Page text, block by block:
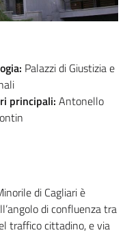
Palazzi di Giustizia e
principali:
di Cagliari è
di confluenza tra
traffico cittadino, e via